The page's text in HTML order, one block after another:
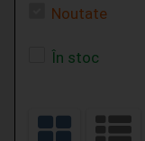
Noutate
În stoc